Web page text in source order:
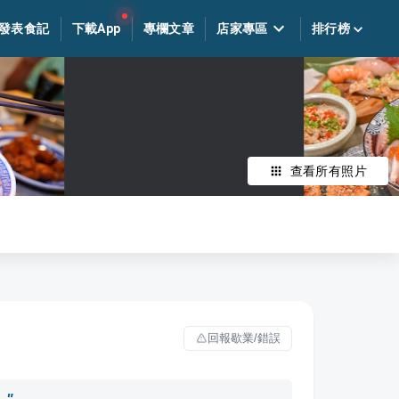
表食記 下載App 專欄文章 店家專區 排行榜
查看所有照片
回報歇業/錯誤